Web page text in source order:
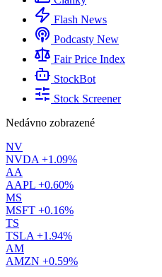
Flash News
Podcasty New
Fair Price Index
StockBot
Stock Screener
Nedávno zobrazené
NV
NVDA +1.09%
AA
AAPL +0.60%
MS
MSFT +0.16%
TS
TSLA +1.94%
AM
AMZN +0.59%